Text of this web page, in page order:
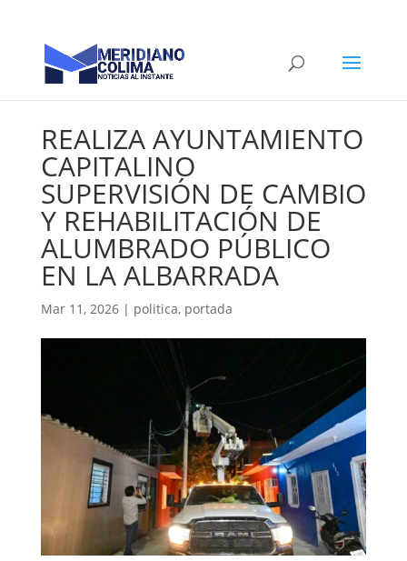
REALIZA AYUNTAMIENTO
CAPITALINO
SUPERVISIÓN DE CAMBIO
Y REHABILITACIÓN DE
ALUMBRADO PÚBLICO
EN LA ALBARRADA
Mar 11, 2026| politica, portada